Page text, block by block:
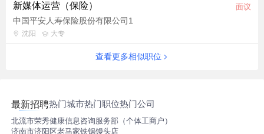
新媒体运营（保险） 面议
中国平安人寿保险股份有限公司1
沈阳 大专
查看更多相似职位
最新招聘热门城市热门职位热门公司
北流市荣秀健康信息咨询服务部（个体工商户）
济南市济阳区老马家铁锅馒头店